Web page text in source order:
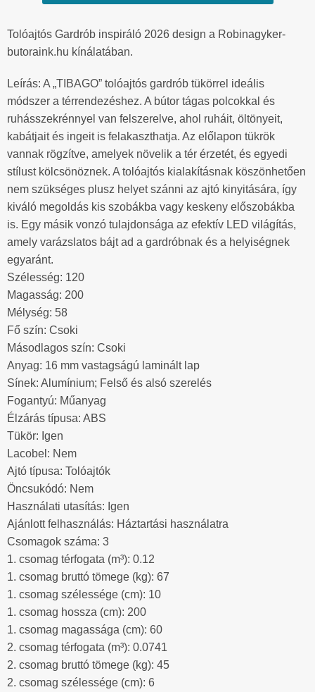
Tolóajtós Gardrób inspiráló 2026 design a Robinagyker-
butoraink.hu kínálatában.
Leírás: A „TIBAGO” tolóajtós gardrób tükörrel ideális
módszer a térrendezéshez. A bútor tágas polcokkal és
ruhásszekrénnyel van felszerelve, ahol ruháit, öltönyeit,
kabátjait és ingeit is felakaszthatja. Az előlapon tükrök
vannak rögzítve, amelyek növelik a tér érzetét, és egyedi
stílust kölcsönöznek. A tolóajtós kialakításnak köszönhetően
nem szükséges plusz helyet szánni az ajtó kinyitására, így
kiváló megoldás kis szobákba vagy keskeny előszobákba
is. Egy másik vonzó tulajdonsága az efektív LED világítás,
amely varázslatos bájt ad a gardróbnak és a helyiségnek
egyaránt.
Szélesség: 120
Magasság: 200
Mélység: 58
Fő szín: Csoki
Másodlagos szín: Csoki
Anyag: 16 mm vastagságú laminált lap
Sínek: Alumínium; Felső és alsó szerelés
Fogantyú: Műanyag
Élzárás típusa: ABS
Tükör: Igen
Lacobel: Nem
Ajtó típusa: Tolóajtók
Öncsukódó: Nem
Használati utasítás: Igen
Ajánlott felhasználás: Háztartási használatra
Csomagok száma: 3
1. csomag térfogata (m³): 0.12
1. csomag bruttó tömege (kg): 67
1. csomag szélessége (cm): 10
1. csomag hossza (cm): 200
1. csomag magassága (cm): 60
2. csomag térfogata (m³): 0.0741
2. csomag bruttó tömege (kg): 45
2. csomag szélessége (cm): 6